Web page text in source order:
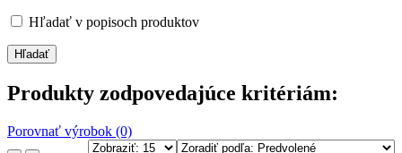
Hľadať v popisoch produktov
Produkty zodpovedajúce kritériám:
Porovnať výrobok (0)